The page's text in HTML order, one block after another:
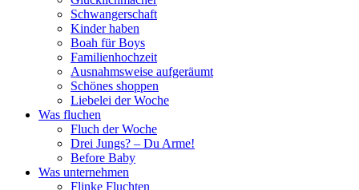
Schwangerschaft
Kinder haben
Boah für Boys
Familienhochzeit
Ausnahmsweise aufgeräumt
Schönes shoppen
Liebelei der Woche
Was fluchen
Fluch der Woche
Drei Jungs? – Du Arme!
Before Baby
Was unternehmen
Flinke Fluchten